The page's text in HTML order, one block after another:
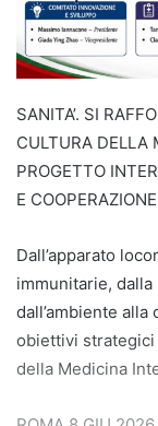
SANITA’. SI
CULTURA DELLA
PROGETTO
E
Dall’apparato
immunitarie,
dall’ambiente
obiettivi strategici
della Medicina